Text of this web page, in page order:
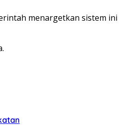
menargetkan sistem ini